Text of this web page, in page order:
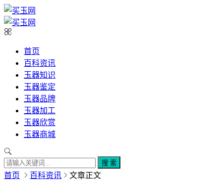
首页
百科资讯
玉器知识
玉器鉴定
玉器品牌
玉器加工
玉器欣赏
玉器商城
搜 索
首页 百科资讯 文章正文